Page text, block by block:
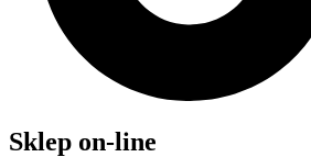
Sklep on-line